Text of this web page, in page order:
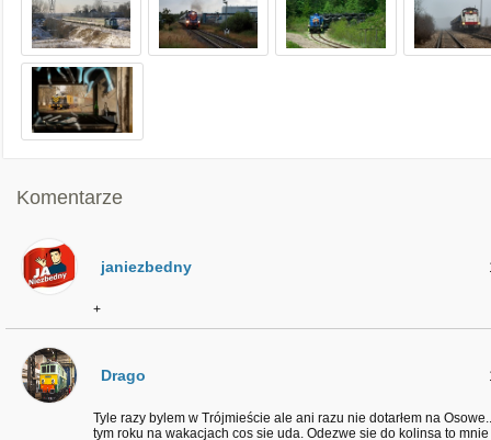
Komentarze
janiezbedny
+
Drago
Tyle razy bylem w Trójmieście ale ani razu nie dotarłem na
tym roku na wakacjach cos sie uda. Odezwe sie do kolinsa to